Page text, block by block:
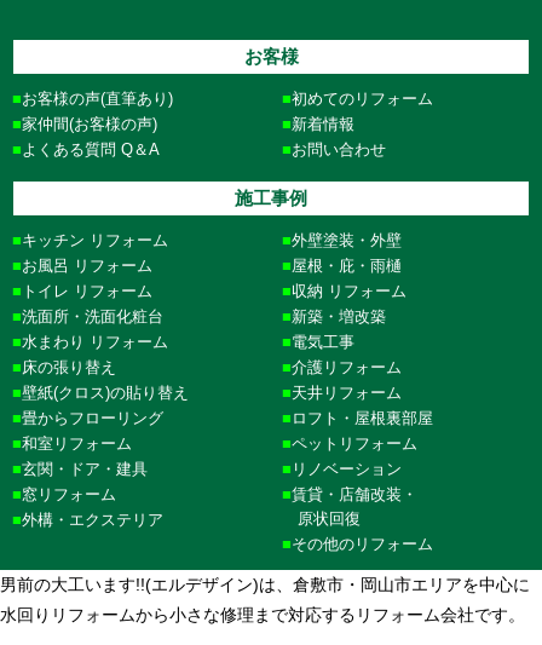
お客様
お客様の声(直筆あり)
家仲間(お客様の声)
よくある質問 Q＆A
初めてのリフォーム
新着情報
お問い合わせ
施工事例
キッチン リフォーム
お風呂 リフォーム
トイレ リフォーム
洗面所・洗面化粧台
水まわり リフォーム
床の張り替え
壁紙(クロス)の貼り替え
畳からフローリング
和室リフォーム
玄関・ドア・建具
窓リフォーム
外構・エクステリア
外壁塗装・外壁
屋根・庇・雨樋
収納 リフォーム
新築・増改築
電気工事
介護リフォーム
天井リフォーム
ロフト・屋根裏部屋
ペットリフォーム
リノベーション
賃貸・店舗改装・
原状回復
その他のリフォーム
男前の大工います!!(エルデザイン)は、倉敷市・岡山市エリアを中心に
水回りリフォームから小さな修理まで対応するリフォーム会社です。